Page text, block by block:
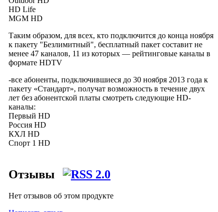
HD Life
MGM HD
Таким образом, для всех, кто подключится до конца ноября
к пакету "Безлимитный", бесплатный пакет составит не
менее 47 каналов, 11 из которых — рейтинговые каналы в
формате HDTV
-все абоненты, подключившиеся до 30 ноября 2013 года к
пакету «Стандарт», получат возможность в течение двух
лет без абонентской платы смотреть следующие HD-
каналы:
Первый HD
Россия HD
КХЛ HD
Спорт 1 HD
Отзывы
Нет отзывов об этом продукте